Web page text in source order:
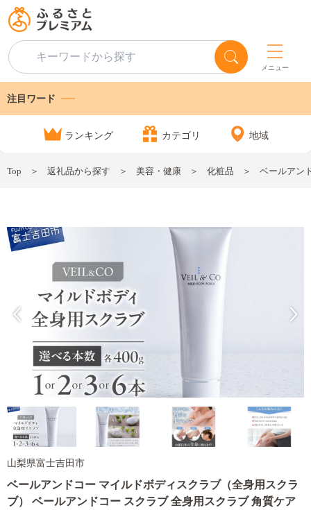
メニュー
注目ワード
ランキング カテゴリ 地域
Top 返礼品から探す 美容・健康 化粧品 ベールアン
山梨県富士吉田市
ベールアンドコー マイルドボディスクラブ（全身用スクラ
ブ） ベールアンドコー スクラブ 全身用スクラブ 角質ケア